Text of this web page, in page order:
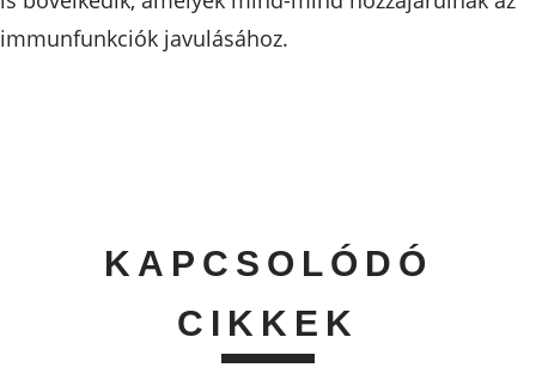
immunfunkciók javulásához.
KAPCSOLÓDÓ
CIKKEK